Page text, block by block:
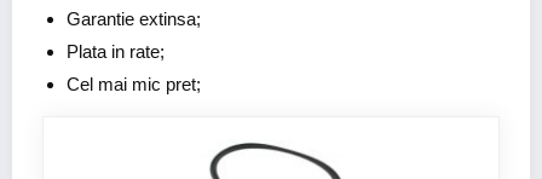
Garantie extinsa;
Plata in rate;
Cel mai mic pret;